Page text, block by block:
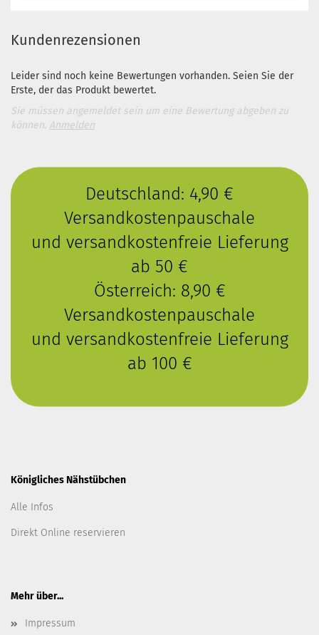
Kundenrezensionen
Leider sind noch keine Bewertungen vorhanden. Seien Sie der
Erste, der das Produkt bewertet.
Sie müssen angemeldet sein um eine Bewertung abgeben zu
können. Anmelden
Deutschland: 4,90 €
Versandkostenpauschale
und versandkostenfreie Lieferung
ab 50 €
Österreich: 8,90 €
Versandkostenpauschale
und versandkostenfreie Lieferung
ab 100 €
Königliches Nähstübchen
Alle Infos
Direkt Online reservieren
Mehr über...
Impressum